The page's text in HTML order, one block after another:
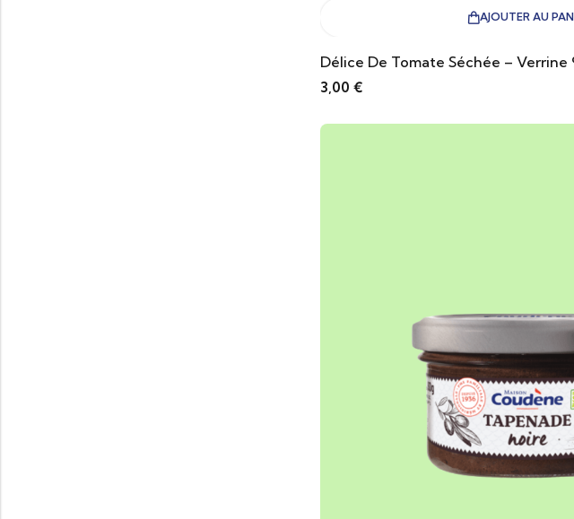
AJOUTER AU
Délice De Tomate Séchée – Verrine
3,00 €